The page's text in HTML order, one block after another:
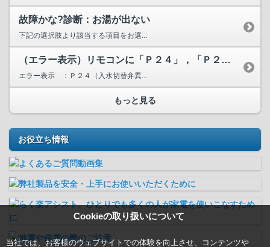
Cookieの取り扱いについて
当社では、お客様のウェブサイトでの体験を向上させ、コンテンツや
故障かな?診断：お湯が出ない
下記の選択肢より該当する項目をお選...
（エラー表示）リモコンに「Ｐ２４」，「Ｐ２５」，「Ｐ２６」...
エラー表示 ：Ｐ２４（入水切替弁異...
もっと見る
お役立ち情報